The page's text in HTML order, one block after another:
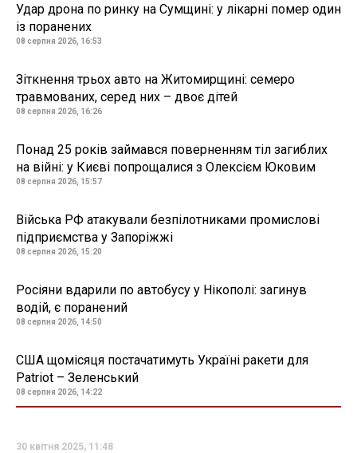
Удар дрона по ринку на Сумщині: у лікарні помер один
із поранених
08 серпня 2026, 16:53
Зіткнення трьох авто на Житомирщині: семеро
травмованих, серед них – двоє дітей
08 серпня 2026, 16:26
Понад 25 років займався поверненням тіл загиблих
на війні: у Києві попрощалися з Олексієм Юковим
08 серпня 2026, 15:57
Війська РФ атакували безпілотниками промислові
підприємства у Запоріжжі
08 серпня 2026, 15:20
Росіяни вдарили по автобусу у Нікополі: загинув
водій, є поранений
08 серпня 2026, 14:50
США щомісяця постачатимуть Україні ракети для
Patriot – Зеленський
08 серпня 2026, 14:22
30 квітня 2025, 11:48